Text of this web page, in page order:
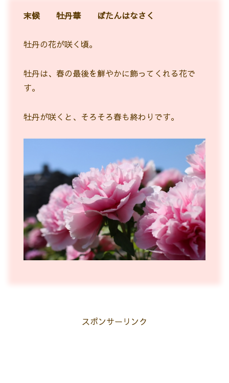
末候 牡丹華 ぼたんはなさく
牡丹の花が咲く頃。
牡丹は、春の最後を鮮やかに飾ってくれる花で
す。
牡丹が咲くと、そろそろ春も終わりです。
スポンサーリンク